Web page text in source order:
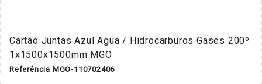
Cartão Juntas Azul Agua / Hidrocarburos Gases 200º
1x1500x1500mm MGO
Referência MGO-110702406